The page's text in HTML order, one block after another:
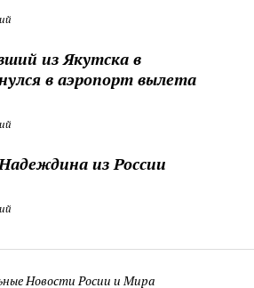
из Якутска в
в аэропорт вылета
из России
Новости Росии и Мира